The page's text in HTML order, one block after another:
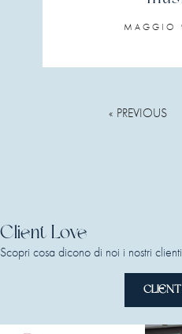
MAGGIO
« PREVIOUS
Client Love
Scopri cosa dicono di noi i nostri clienti